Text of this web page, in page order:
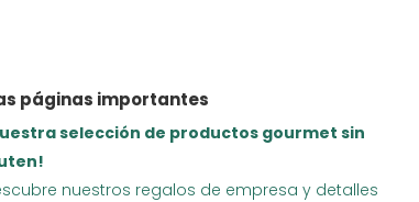
páginas importantes
selección de productos gourmet sin
nuestros regalos de empresa y detalles